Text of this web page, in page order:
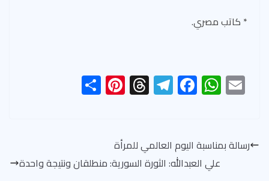
* كاتب مصري.
E
m
W
h
s
A
F
ac
b
o
Te
le
a
m
T
hr
ds
Pi
nt
t رسالة بمناسبة اليوم العالمي للمرأة
علي العبدالله: الثورة السورية: منطلقان ونتيجة واحدة